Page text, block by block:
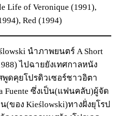
Life of Veronique (1991),
Red (1994)
นำภาพยนตร์ A Short
ไปฉายยังเทศกาลหนัง
พูดคุยโปรดิวเซอร์ชาวอิตา
Fuente ซึ่งเป็น(แฟนคลับ)ผู้จัด
(ของ Kieślowski)ทางฝั่งยุโรป